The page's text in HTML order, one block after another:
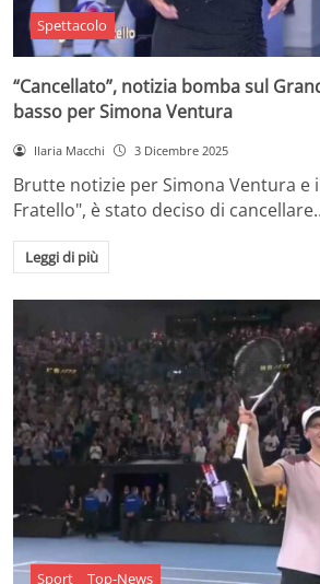
Spettacolo
“Cancellato”, notizia bomba sul
basso per Simona Ventura
Ilaria Macchi 3 Dicembre 2025
Brutte notizie per Simona Ventura e
Fratello", è stato deciso di
Leggi di più
Sport Top-News